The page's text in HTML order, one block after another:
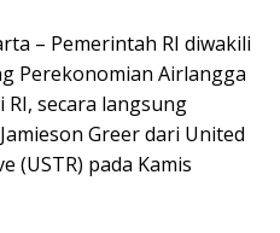
– Pemerintah RI diwakili
Perekonomian Airlangga
secara langsung
Greer dari United
(USTR) pada Kamis